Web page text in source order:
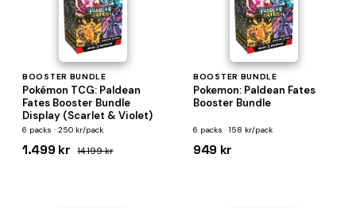
BOOSTER BUNDLE
Pokémon TCG: Paldean
Fates Booster Bundle
Display (Scarlet & Violet)
6 packs · 250 kr/pack
1.499 kr 14.199 kr
BOOSTER BUNDLE
Pokemon: Paldean Fates
Booster Bundle
6 packs · 158 kr/pack
949 kr